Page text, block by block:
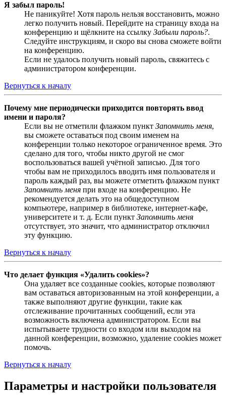
Я забыл пароль!
Не паникуйте! Хотя пароль нельзя восстановить, можно
легко получить новый. Перейдите на страницу входа на
конференцию и щёлкните на ссылку Забыли пароль?.
Следуйте инструкциям, и скоро вы снова сможете войти
на конференцию.
Если не удалось получить новый пароль, свяжитесь с
администратором конференции.
Вернуться к началу
Почему мне периодически приходится повторять ввод
имени и пароля?
Если вы не отметили флажком пункт Запомнить меня,
вы сможете оставаться под своим именем на
конференции только некоторое ограниченное время. Это
сделано для того, чтобы никто другой не смог
воспользоваться вашей учётной записью. Для того
чтобы вам не приходилось вводить имя пользователя и
пароль каждый раз, вы можете отметить флажком пункт
Запомнить меня при входе на конференцию. Не
рекомендуется делать это на общедоступном
компьютере, например в библиотеке, интернет-кафе,
университете и т. д. Если пункт Запомнить меня
отсутствует, это значит, что администратор отключил
эту функцию.
Вернуться к началу
Что делает функция «Удалить cookies»?
Она удаляет все созданные cookies, которые позволяют
вам оставаться авторизованным на этой конференции, а
также выполняют другие функции, такие как
отслеживание прочитанных сообщений, если эта
возможность включена администратором. Если вы
испытываете трудности со входом или выходом на
данной конференции, возможно, удаление cookies может
помочь.
Вернуться к началу
Параметры и настройки пользователя